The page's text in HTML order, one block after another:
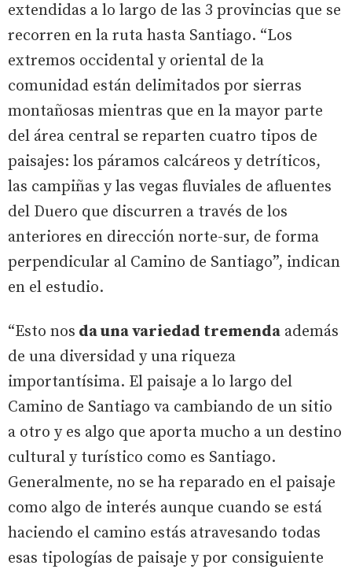
extendidas a lo largo de las 3 provincias que se
recorren en la ruta hasta Santiago. “Los
extremos occidental y oriental de la
comunidad están delimitados por sierras
montañosas mientras que en la mayor parte
del área central se reparten cuatro tipos de
paisajes: los páramos calcáreos y detríticos,
las campiñas y las vegas fluviales de afluentes
del Duero que discurren a través de los
anteriores en dirección norte-sur, de forma
perpendicular al Camino de Santiago”, indican
en el estudio.
“Esto nos da una variedad tremenda además
de una diversidad y una riqueza
importantísima. El paisaje a lo largo del
Camino de Santiago va cambiando de un sitio
a otro y es algo que aporta mucho a un destino
cultural y turístico como es Santiago.
Generalmente, no se ha reparado en el paisaje
como algo de interés aunque cuando se está
haciendo el camino estás atravesando todas
esas tipologías de paisaje y por consiguiente